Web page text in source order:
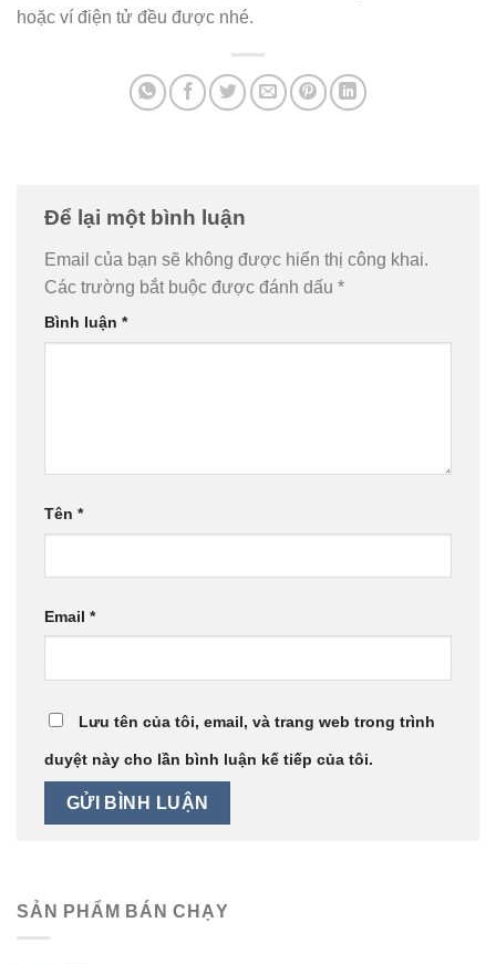
hoặc ví điện tử đều được nhé.
Để lại một bình luận
Email của bạn sẽ không được hiển thị công khai.
Các trường bắt buộc được đánh dấu *
Bình luận *
Tên *
Email *
Lưu tên của tôi, email, và trang web trong trình
duyệt này cho lần bình luận kế tiếp của tôi.
SẢN PHẨM BÁN CHẠY